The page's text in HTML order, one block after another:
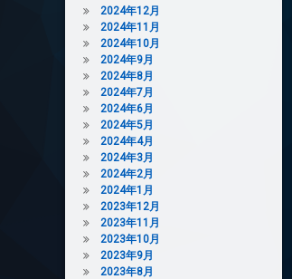
2024年12月
2024年11月
2024年10月
2024年9月
2024年8月
2024年7月
2024年6月
2024年5月
2024年4月
2024年3月
2024年2月
2024年1月
2023年12月
2023年11月
2023年10月
2023年9月
2023年8月